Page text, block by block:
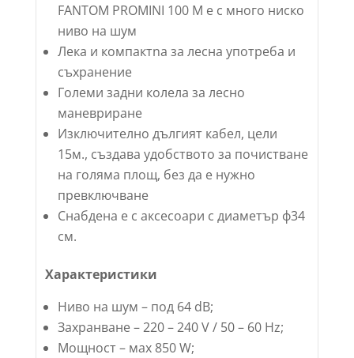
FANTOM PROMINI 100 M е с много ниско
ниво на шум
Лекa и компактna за лесна употреба и
съхранение
Големи задни колела за леснo
маневриране
Изключително дългият кабел, цели
15м., създава удобството за почистване
на голяма площ, без да е нужно
превключване
Снабдена е с аксесоари с диаметър ф34
см.
Характеристики
Ниво на шум – под 64 dB;
Захранване – 220 – 240 V / 50 – 60 Hz;
Мощност – мах 850 W;